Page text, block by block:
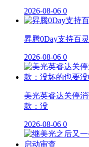
2026-08-06 0
昇腾0Day支持百
2026-08-06 0
美光英睿达关停
款：没
2026-08-06 0